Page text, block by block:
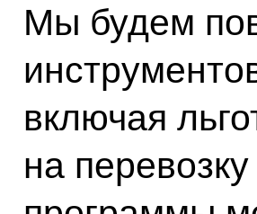
Мы будем
включая
на